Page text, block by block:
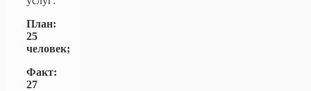
План:
25
человек;
Факт:
27